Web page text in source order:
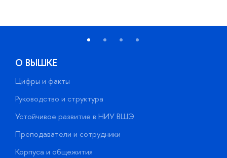
О ВЫШКЕ
Цифры и факты
Руководство и структура
Устойчивое развитие в НИУ ВШЭ
Преподаватели и сотрудники
Корпуса и общежития